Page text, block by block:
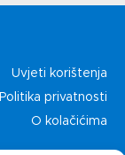
Uvjeti korištenja
Politika privatnosti
O kolačićima